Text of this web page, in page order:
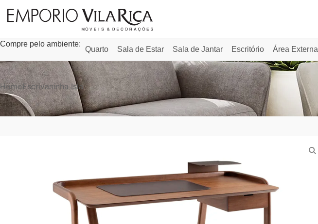
Compre pelo ambiente:
Quarto Sala de Estar Sala de Jantar Escritório Área Externa
HomeEscrivaninha Isla